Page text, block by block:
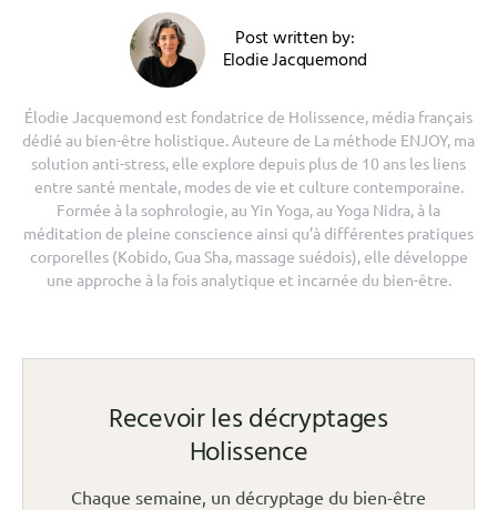
Post written by:
Elodie Jacquemond
Élodie Jacquemond est fondatrice de Holissence, média français
dédié au bien-être holistique. Auteure de La méthode ENJOY, ma
solution anti-stress, elle explore depuis plus de 10 ans les liens
entre santé mentale, modes de vie et culture contemporaine.
Formée à la sophrologie, au Yin Yoga, au Yoga Nidra, à la
méditation de pleine conscience ainsi qu’à différentes pratiques
corporelles (Kobido, Gua Sha, massage suédois), elle développe
une approche à la fois analytique et incarnée du bien-être.
Recevoir les décryptages
Holissence
Chaque semaine, un décryptage du bien-être